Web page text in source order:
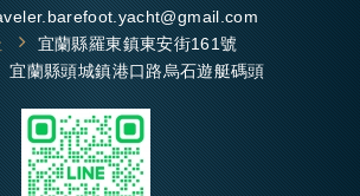
宜蘭縣羅東鎮東安街161號
宜蘭縣頭城鎮港口路烏石遊艇碼頭